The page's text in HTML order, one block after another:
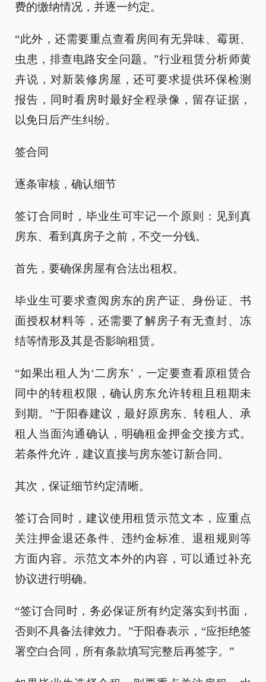
费的缴纳情况，并逐一约定。
“此外，还需要重点查看房间有无异味、霉斑、
虫患，排查电路安全问题。”行业租赁分析师黄
卉说，对新装修房屋，还可要求提供环保检测
报告，同时看房时最好全程录像，留存证据，
以免日后产生纠纷。
签合同
逐条审核，确认细节
签订合同时，毕业生可牢记一个原则：见到真
房东、看到真房子之前，不交一分钱。
首先，要确保房屋有合法出租权。
毕业生可要求查阅房东的房产证、身份证、书
面授权材料等，还需要了解房子有无查封、冻
结等情形及其是否影响租赁。
“如果出租人为‘二房东’，一定要查看原租赁合
同中的转租权限，确认房东允许转租且租期未
到期。”于阳春建议，最好原房东、转租人、承
租人当面沟通确认，明确租金押金交接方式。
若条件允许，建议直接与房东签订新合同。
其次，保证细节约定清晰。
签订合同时，建议使用租赁示范文本，应重点
关注押金退还条件、违约金标准、退租规则等
方面内容。示范文本外的内容，可以通过补充
协议进行明确。
“签订合同时，务必保证所有约定落实到书面，
否则不具备法律效力。”于阳春表示，“应拒绝签
署空白合同，所有条款填写完整后再签字。”